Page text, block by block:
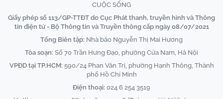
CUỘC SỐNG
Giấy phép số 113/GP-TTĐT do Cục Phát thanh, truyền hình và Thông
tin điện tử - Bộ Thông tin và Truyền thông cấp ngày 08/07/2021
Tổng Biên tập: Nhà báo Nguyễn Thị Mai Hương
Tòa soạn: Số 70 Trần Hưng Đạo, phường Cửa Nam, Hà Nội
VPĐD tại TP.HCM: 590/24 Phan Văn Trị, phường Hạnh Thông, Thành
phố Hồ Chí Minh
Điện thoại: 024 6 254 3519